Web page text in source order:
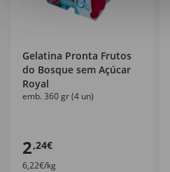
Gelatina Pronta Frutos
do Bosque sem Açúcar
Royal
emb. 360 gr (4 un)
2,24€
6,22€/kg